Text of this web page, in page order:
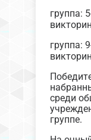
группа:
группа:
среди
группе.